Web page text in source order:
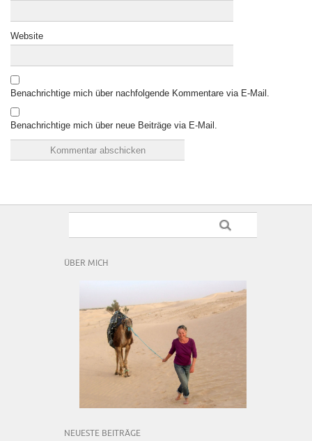
Website
Benachrichtige mich über nachfolgende Kommentare via E-Mail.
Benachrichtige mich über neue Beiträge via E-Mail.
ÜBER MICH
NEUESTE BEITRÄGE